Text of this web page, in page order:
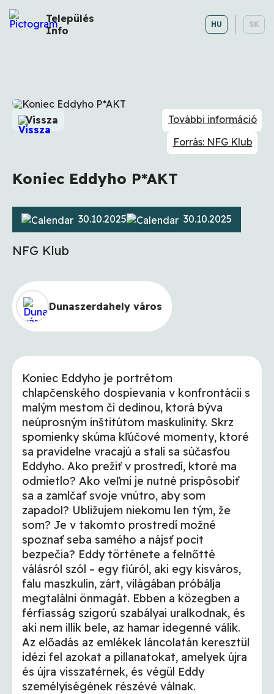
Település
Info
HU SK
Vissza
További információ
Forrás: NFG Klub
Koniec Eddyho P*AKT
30.10.2025 30.10.2025
NFG Klub
Dunaszerdahely város
Koniec Eddyho je portrétom
chlapčenského dospievania v konfrontácii s
malým mestom či dedinou, ktorá býva
neúprosným inštitútom maskulinity. Skrz
spomienky skúma kľúčové momenty, ktoré
sa pravidelne vracajú a stali sa súčasťou
Eddyho. Ako prežiť v prostredí, ktoré ma
odmietlo? Ako veľmi je nutné prispôsobiť
sa a zamlčať svoje vnútro, aby som
zapadol? Ubližujem niekomu len tým, že
som? Je v takomto prostredí možné
spoznať seba samého a nájsť pocit
bezpečia? Eddy története a felnőtté
válásról szól – egy fiúról, aki egy kisváros,
falu maszkulin, zárt, világában próbálja
megtalálni önmagát. Ebben a közegben a
férfiasság szigorú szabályai uralkodnak, és
aki nem illik bele, az hamar idegenné válik.
Az előadás az emlékek láncolatán keresztül
idézi fel azokat a pillanatokat, amelyek újra
és újra visszatérnek, és végül Eddy
személyiségének részévé válnak.